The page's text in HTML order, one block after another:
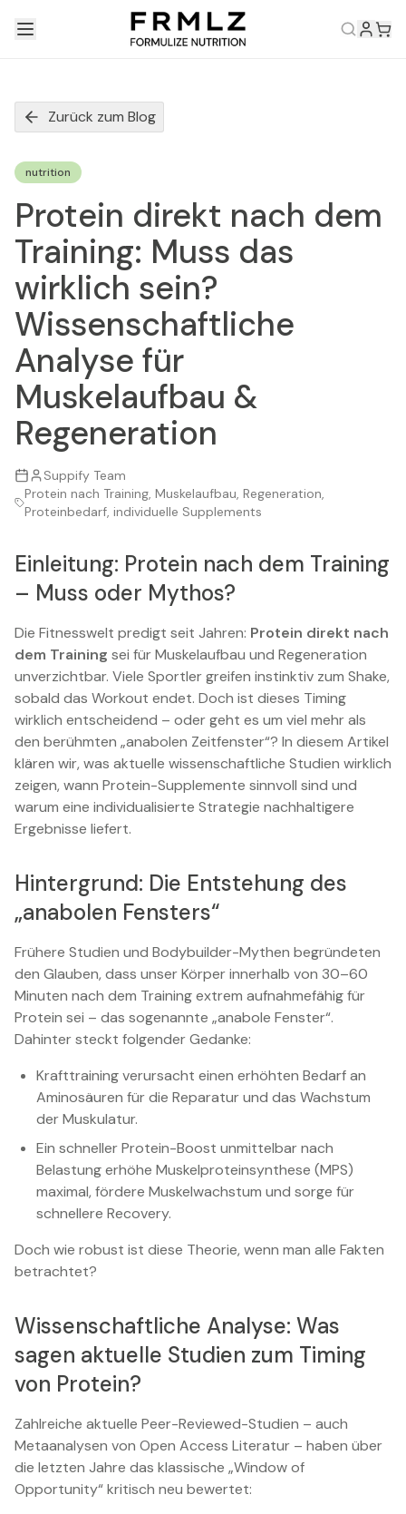
Zurück zum Blog
nutrition
Protein direkt nach dem
Training: Muss das
wirklich sein?
Wissenschaftliche
Analyse für
Muskelaufbau &
Regeneration
Suppify Team
Protein nach Training, Muskelaufbau, Regeneration,
Proteinbedarf, individuelle Supplements
Einleitung: Protein nach dem Training
– Muss oder Mythos?
Die Fitnesswelt predigt seit Jahren: Protein direkt nach
dem Training sei für Muskelaufbau und Regeneration
unverzichtbar. Viele Sportler greifen instinktiv zum Shake,
sobald das Workout endet. Doch ist dieses Timing
wirklich entscheidend – oder geht es um viel mehr als
den berühmten „anabolen Zeitfenster“? In diesem Artikel
klären wir, was aktuelle wissenschaftliche Studien wirklich
zeigen, wann Protein-Supplemente sinnvoll sind und
warum eine individualisierte Strategie nachhaltigere
Ergebnisse liefert.
Hintergrund: Die Entstehung des
„anabolen Fensters“
Frühere Studien und Bodybuilder-Mythen begründeten
den Glauben, dass unser Körper innerhalb von 30–60
Minuten nach dem Training extrem aufnahmefähig für
Protein sei – das sogenannte „anabole Fenster“.
Dahinter steckt folgender Gedanke:
Krafttraining verursacht einen erhöhten Bedarf an
Aminosäuren für die Reparatur und das Wachstum
der Muskulatur.
Ein schneller Protein-Boost unmittelbar nach
Belastung erhöhe Muskelproteinsynthese (MPS)
maximal, fördere Muskelwachstum und sorge für
schnellere Recovery.
Doch wie robust ist diese Theorie, wenn man alle Fakten
betrachtet?
Wissenschaftliche Analyse: Was
sagen aktuelle Studien zum Timing
von Protein?
Zahlreiche aktuelle Peer-Reviewed-Studien – auch
Metaanalysen von Open Access Literatur – haben über
die letzten Jahre das klassische „Window of
Opportunity“ kritisch neu bewertet: